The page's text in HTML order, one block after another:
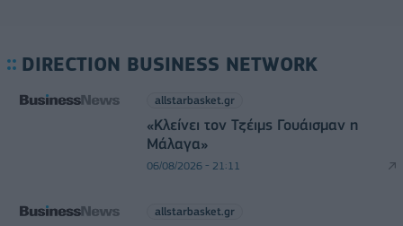
DIRECTION BUSINESS NETWORK
allstarbasket.gr
«Κλείνει τον Τζέιμς Γουάισμαν η
Μάλαγα»
06/08/2026 - 21:11
allstarbasket.gr